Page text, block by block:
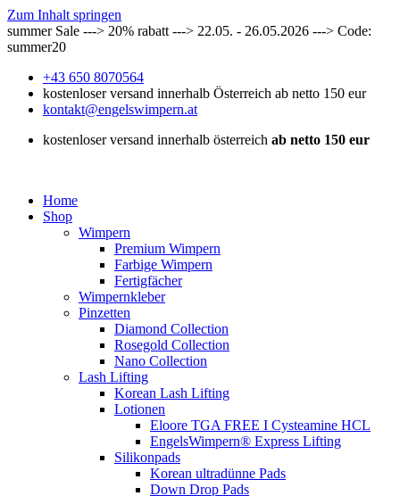
Zum Inhalt springen
summer Sale ---> 20% rabatt ---> 22.05. - 26.05.2026 ---> Code:
summer20
+43 650 8070564
kostenloser versand innerhalb Österreich ab netto 150 eur
kontakt@engelswimpern.at
kostenloser versand innerhalb österreich ab netto 150 eur
Home
Shop
Wimpern
Premium Wimpern
Farbige Wimpern
Fertigfächer
Wimpernkleber
Pinzetten
Diamond Collection
Rosegold Collection
Nano Collection
Lash Lifting
Korean Lash Lifting
Lotionen
Eloore TGA FREE I Cysteamine HCL
EngelsWimpern® Express Lifting
Silikonpads
Korean ultradünne Pads
Down Drop Pads